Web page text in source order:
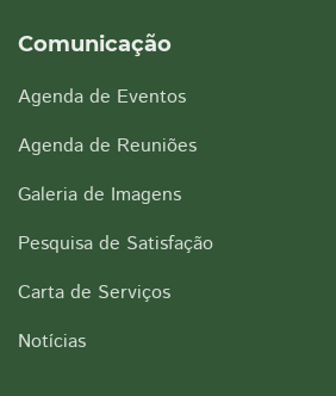
Comunicação
Agenda de Eventos
Agenda de Reuniões
Galeria de Imagens
Pesquisa de Satisfação
Carta de Serviços
Notícias